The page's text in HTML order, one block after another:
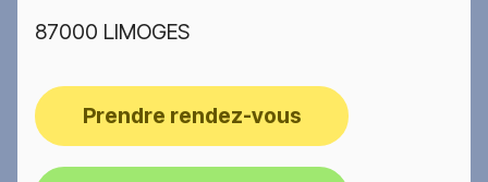
87000 LIMOGES
Prendre rendez-vous